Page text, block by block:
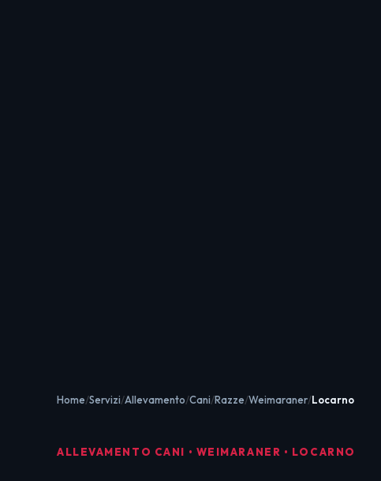
Home Servizi Allevamento Cani Razze Weimaraner Locarno
ALLEVAMENTO CANI • WEIMARANER • LOCARNO